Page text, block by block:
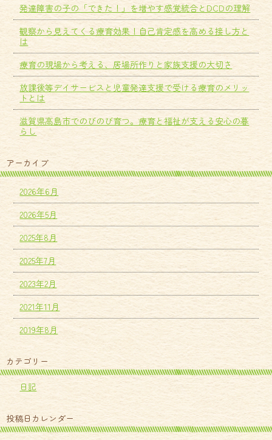
発達障害の子の「できた！」を増やす感覚統合とDCDの理解
観察から見えてくる療育効果！自己肯定感を高める接し方と
は
療育の現場から考える、居場所作りと家族支援の大切さ
放課後等デイサービスと児童発達支援で受ける療育のメリッ
トとは
滋賀県高島市でのびのび育つ。療育と福祉が支える安心の暮
らし
アーカイブ
2026年6月
2026年5月
2025年8月
2025年7月
2023年2月
2021年11月
2019年8月
カテゴリー
日記
投稿日カレンダー